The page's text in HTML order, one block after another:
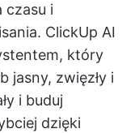
czasu i
ClickUp AI
który
jasny, zwięzły i
i buduj
dzięki